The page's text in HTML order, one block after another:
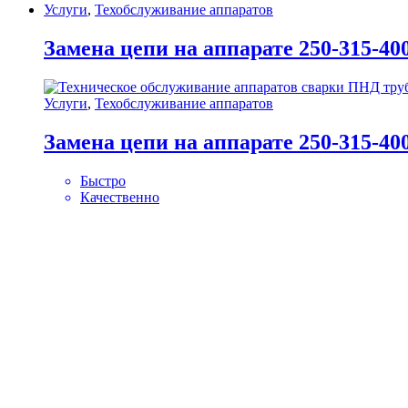
Услуги, Техобслуживание аппаратов
Замена цепи на аппарате 250-315-
Услуги, Техобслуживание аппаратов
Замена цепи на аппарате 250-315-
Быстро
Качественно